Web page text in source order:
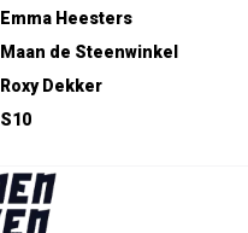
Emma Heesters
Maan de Steenwinkel
Roxy Dekker
S10